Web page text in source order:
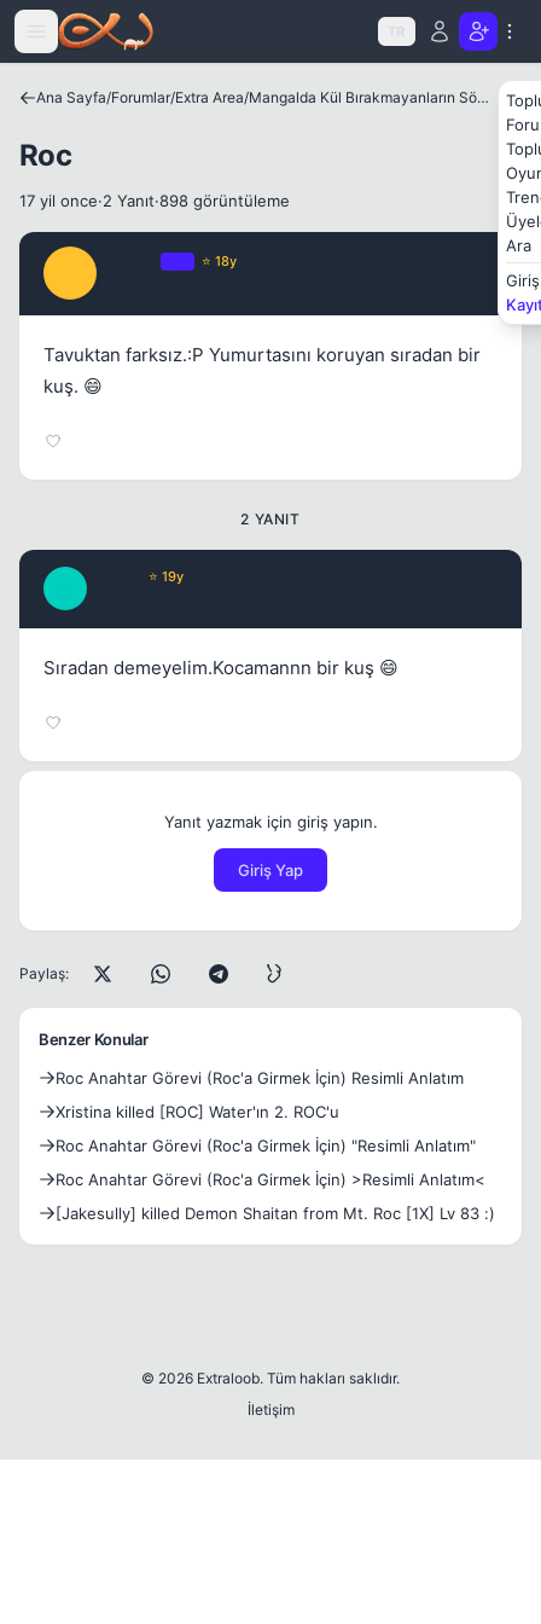
Icerige atla
TR
Ara
Giriş
Ana Sayfa/Forumlar/Extra Area/ Mangalda Kül Bırakmayanların Sözlüğü
Roc
17 yil once·2 Yanıt·898 görüntüleme
⭐ 18y
Tavuktan farksız.:P Yumurtasını koruyan sıradan bir
kuş. 😄
2 YANIT
⭐ 19y
Sıradan demeyelim.Kocamannn bir kuş 😄
Yanıt yazmak için giriş yapın.
Giriş Yap
Paylaş:
Benzer Konular
Roc Anahtar Görevi (Roc'a Girmek İçin) Resimli Anlatım
Xristina killed [ROC] Water'ın 2. ROC'u
Roc Anahtar Görevi (Roc'a Girmek İçin) "Resimli Anlatım"
Roc Anahtar Görevi (Roc'a Girmek İçin) >Resimli Anlatım<
[Jakesully] killed Demon Shaitan from Mt. Roc [1X] Lv 83 :)
© 2026 Extraloob. Tüm hakları saklıdır.
İletişim